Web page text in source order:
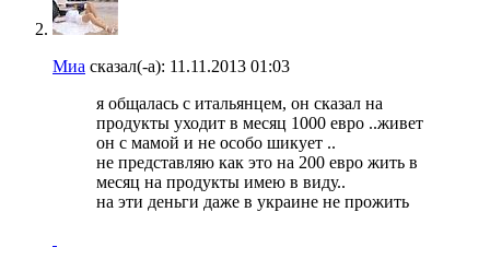
Миа сказал(-а): 11.11.2013 01:03
я общалась с итальянцем, он сказал на
продукты уходит в месяц 1000 евро ..живет
он с мамой и не особо шикует ..
не представляю как это на 200 евро жить в
месяц на продукты имею в виду..
на эти деньги даже в украине не прожить